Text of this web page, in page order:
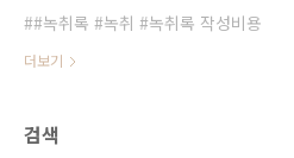
#녹취록 #녹취 #녹취록 작성비용
더보기
검색